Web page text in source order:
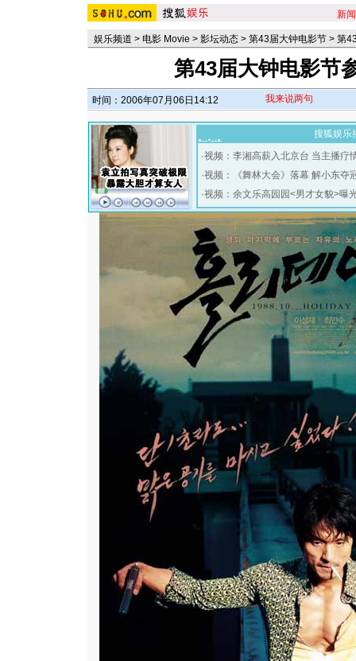
新闻
娱乐频道 > 电影 Movie > 影坛动态 > 第43届大钟电影节 > 第
第43届大钟电影节
时间：2006年07月06日14:12 我来说两句
搜狐娱乐
·视频：李湘高薪入北京台 当主播疗
·视频：《舞林大会》落幕 解小东夺
·视频：余文乐高园园<男才女貌>曝